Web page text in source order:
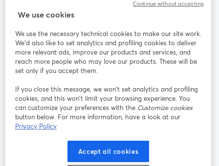
StreamYard：
参加する
ライ
ンセ
ミナ
ー
Facebook
新しいタブで開く(Twitter)
YouTube
Instagram
新しいタブで開く
LinkedIn
新しいタブで開く
プラットフォーム利用規約
We use cookies
We use the necessary technical cookies to make our site work.
We'd also like to set analytics and profiling cookies to deliver
more relevant ads, improve our products and services, and
reach more people who may love our products. These will be
set only if you accept them.
If you close this message, we won’t set analytics and profiling
cookies, and this won’t limit your browsing experience. You
can customize your preferences with the Customize cookies
button below. For more information, have a look at our
Privacy Policy
Accept all cookies
Continue without accepting